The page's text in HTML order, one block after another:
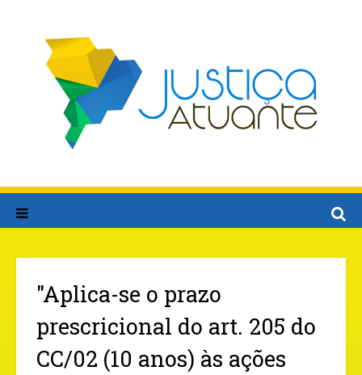
"Aplica-se o prazo
prescricional do art. 205 do
CC/02 (10 anos) às ações